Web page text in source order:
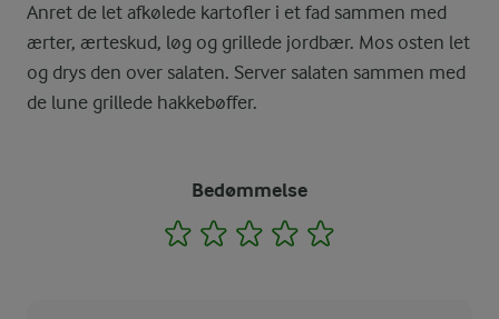
Anret de let afkølede kartofler i et fad sammen med
ærter, ærteskud, løg og grillede jordbær. Mos osten let
og drys den over salaten. Server salaten sammen med
de lune grillede hakkebøffer.
Bedømmelse
1 2 3 4